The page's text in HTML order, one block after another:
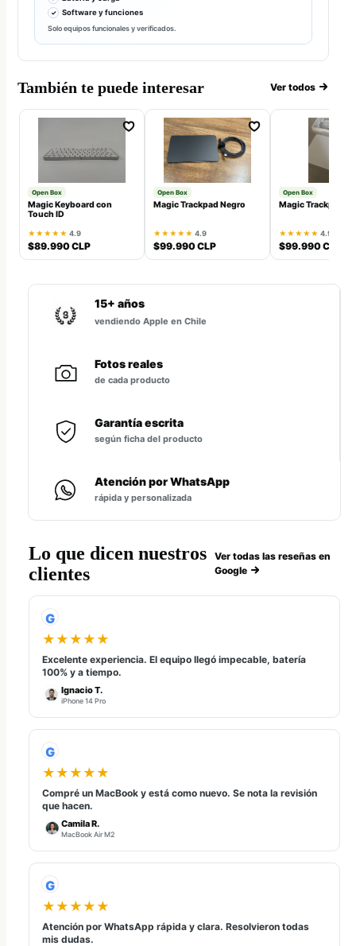
Software y funciones
Solo equipos funcionales y verificados.
También te puede interesar Ver todos
Open Box
Magic Keyboard con
Touch ID
★★★★★ 4.9
$89.990 CLP
Open Box
Magic Trackpad Negro
★★★★★ 4.9
$99.990 CLP
Open Box
Magic Trackpad
★★★★★ 4.9
$99.990 CLP
15+ años
vendiendo Apple en Chile
Fotos reales
de cada producto
Garantía escrita
según ficha del producto
Atención por WhatsApp
rápida y personalizada
Lo que dicen nuestros
clientes
Ver todas las reseñas en
Google
G
★★★★★
Excelente experiencia. El equipo llegó impecable, batería
100% y a tiempo.
Ignacio T.
iPhone 14 Pro
G
★★★★★
Compré un MacBook y está como nuevo. Se nota la revisión
que hacen.
Camila R.
MacBook Air M2
G
★★★★★
Atención por WhatsApp rápida y clara. Resolvieron todas
mis dudas.